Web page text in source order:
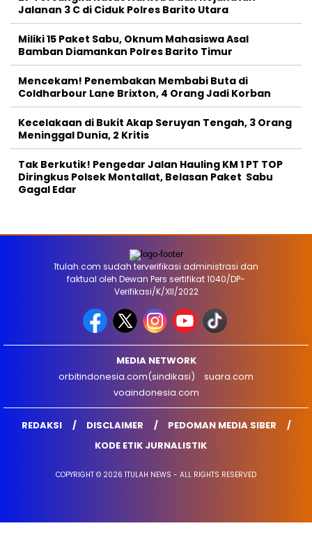
Jalanan 3 C di Ciduk Polres Barito Utara
Miliki 15 Paket Sabu, Oknum Mahasiswa Asal
Bamban Diamankan Polres Barito Timur
Mencekam! Penembakan Membabi Buta di
Coldharbour Lane Brixton, 4 Orang Jadi Korban
Kecelakaan di Bukit Akap Seruyan Tengah, 3 Orang
Meninggal Dunia, 2 Kritis
Tak Berkutik! Pengedar Jalan Hauling KM 1 PT TOP
Diringkus Polsek Montallat, Belasan Paket Sabu
Gagal Edar
1tulah.com sudah terverifikasi administrasi dan
faktual oleh Dewan Pers sertifikat 1040/DP-
Verifikasi/K/XII/2022
MEDIA NETWORK
orbitindonesia.com(sindikasi)
suara.com
voaindonesia.com
REDAKSI DISCLAIMER
PEDOMAN MEDIA SIBER
KODE ETIK JURNALISTIK
COPYRIGHT © 2026 1TULAH NEWS - ALL RIGHTS RESERVED